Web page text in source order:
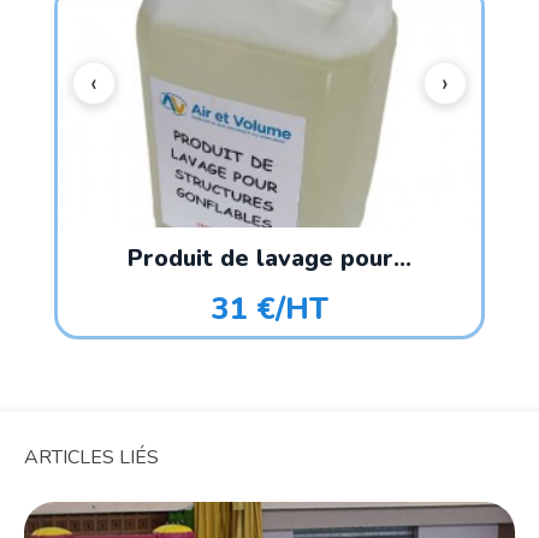
Produit de lavage pour...
31 €/HT
ARTICLES LIÉS